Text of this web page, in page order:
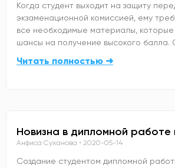
Когда студент выходит на защиту
экзаменационной комиссией, ему
все необходимые материалы, которые
шансы на получение высокого балла.
Читать полностью ➜
Новизна в дипломной работе
Анфиса Суханова 2020-05-14
Создание студентом дипломной